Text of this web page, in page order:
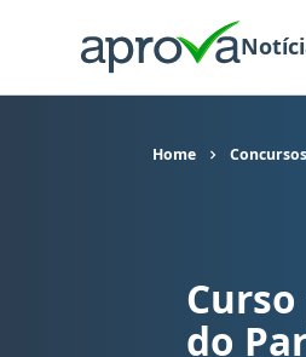
Home Concursos
Curso para
do